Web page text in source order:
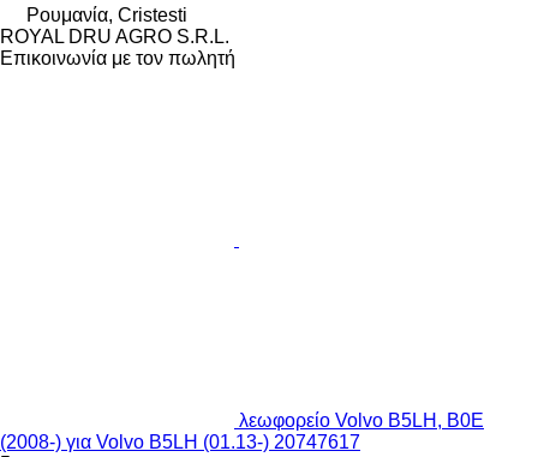
Ρουμανία, Cristesti
ROYAL DRU AGRO S.R.L.
Επικοινωνία με τον πωλητή
λεωφορείο Volvo B5LH, B0E
(2008-) για Volvo B5LH (01.13-) 20747617